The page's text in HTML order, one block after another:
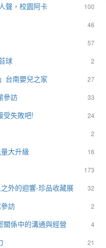
100
聲，校園阿卡
46
57
2
球
27
台南嬰兒之家
33
參訪
24
受失敗吧!
2
16
大升級
173
32
外的迴響-珍品收藏展
2
訪
4
係中的溝通與經營
21